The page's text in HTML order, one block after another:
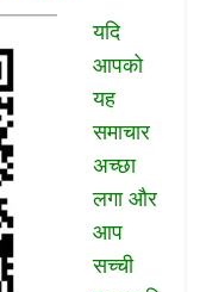
यदि
आपको
यह
समाचार
अच्छा
लगा और
आप
सच्ची